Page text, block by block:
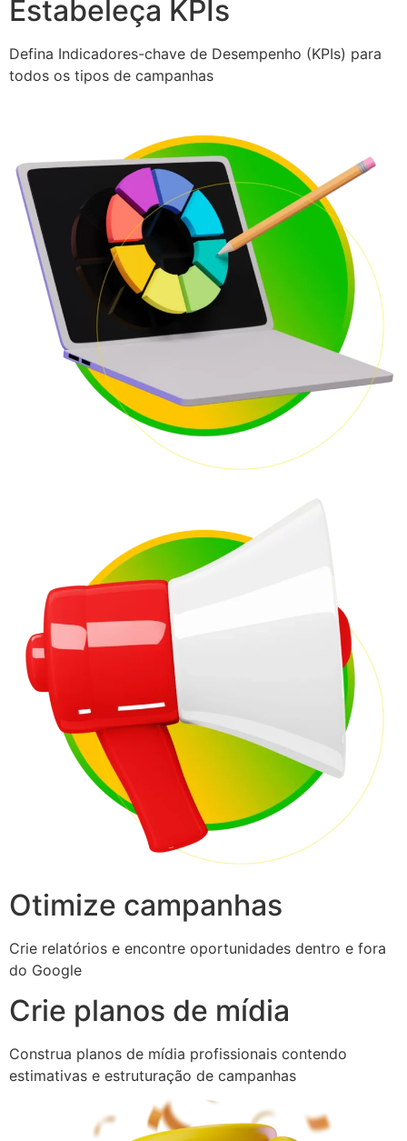
Estabeleça KPIs
Defina Indicadores-chave de Desempenho (KPIs) para
todos os tipos de campanhas
Otimize campanhas
Crie relatórios e encontre oportunidades dentro e fora
do Google
Crie planos de mídia
Construa planos de mídia profissionais contendo
estimativas e estruturação de campanhas